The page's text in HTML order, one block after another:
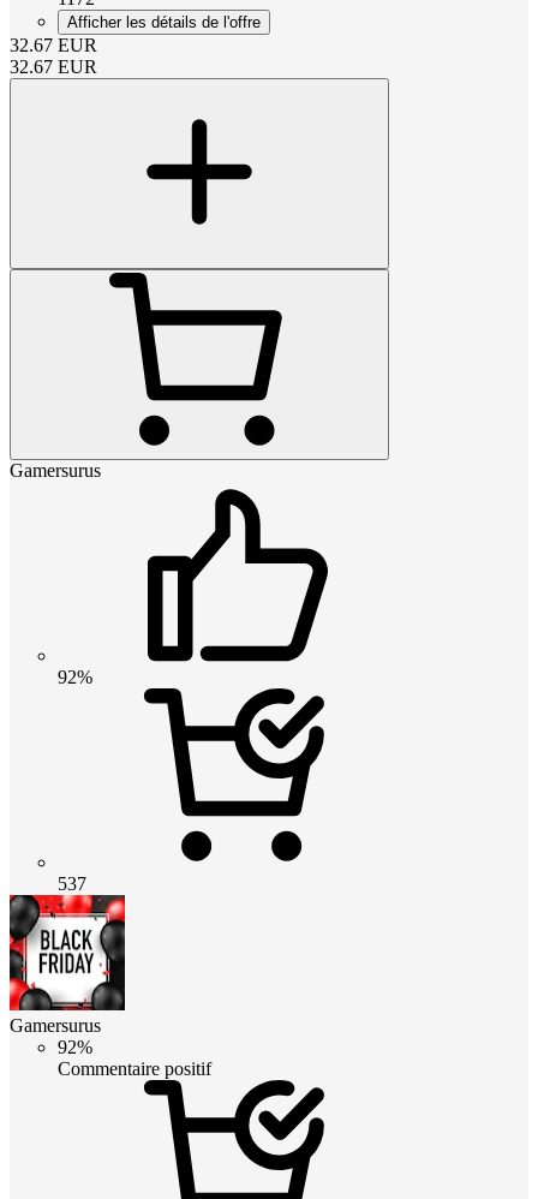
Afficher les détails de l'offre
32.67 EUR
32.67 EUR
Gamersurus
92%
537
Gamersurus
92%
Commentaire positif